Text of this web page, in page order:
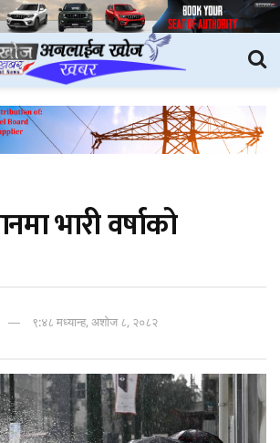
भारी वर्षाको
९:४८ मध्यान्ह, अशोज ८, २०८२